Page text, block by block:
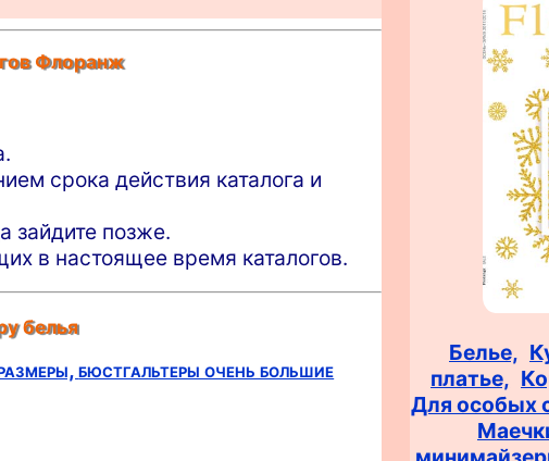
Флоранж
срока действия каталога и
зайдите позже.
в настоящее время каталогов.
белья
бюстгальтеры очень большие
Белье,
платье,
Для особых